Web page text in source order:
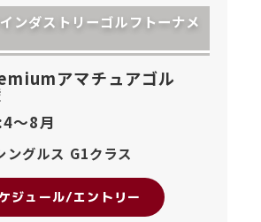
ンダストリーゴルフトーナメ
アマチュアゴル
〜8月
ングルス G1クラス
ジュール/エントリー